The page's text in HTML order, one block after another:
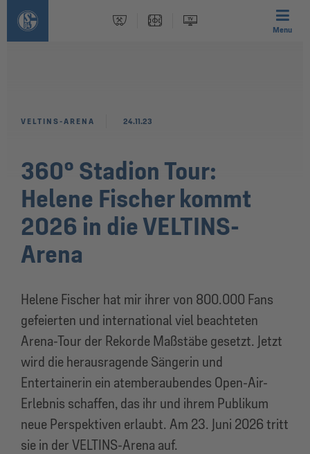
Menu
360° Stadion Tour:
Helene Fischer kommt
2026 in die VELTINS-
Arena
Helene Fischer hat mir ihrer von 800.000 Fans
gefeierten und international viel beachteten
Arena-Tour der Rekorde Maßstäbe gesetzt. Jetzt
wird die herausragende Sängerin und
Entertainerin ein atemberaubendes Open-Air-
Erlebnis schaffen, das ihr und ihrem Publikum
neue Perspektiven erlaubt. Am 23. Juni 2026 tritt
sie in der VELTINS-Arena auf.
VELTINS-ARENA 24.11.23